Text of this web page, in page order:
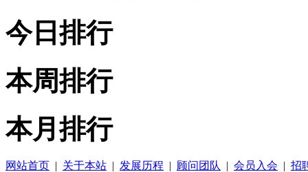
今日排行
本周排行
本月排行
网站首页 | 关于本站 | 发展历程 | 顾问团队 | 会员入会 | 招